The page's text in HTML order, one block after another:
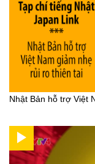
Nhật Bản hỗ trợ Việt